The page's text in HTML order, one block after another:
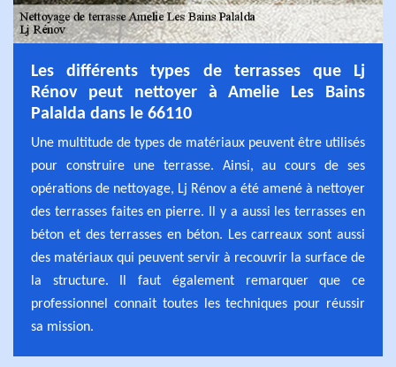
Les différents types de terrasses que Lj
Rénov peut nettoyer à Amelie Les Bains
Palalda dans le 66110
Une multitude de types de matériaux peuvent être utilisés
pour construire une terrasse. Ainsi, au cours de ses
opérations de nettoyage, Lj Rénov a été amené à nettoyer
des terrasses faites en pierre. Il y a aussi les terrasses en
béton et des terrasses en béton. Les carreaux sont aussi
des matériaux qui peuvent servir à recouvrir la surface de
la structure. Il faut également remarquer que ce
professionnel connait toutes les techniques pour réussir
sa mission.